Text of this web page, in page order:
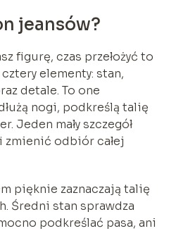
jeansów?
figurę, czas przełożyć to
elementy: stan,
detale. To one
nogi, podkreślą talię
Jeden mały szczegół
zmienić odbiór całej
pięknie zaznaczają talię
Średni stan sprawdza
podkreślać pasa, ani